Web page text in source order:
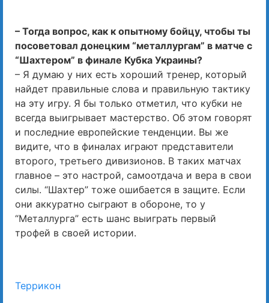
– Тогда вопрос, как к опытному бойцу, чтобы ты
посоветовал донецким “металлургам” в матче с
“Шахтером” в финале Кубка Украины?
– Я думаю у них есть хороший тренер, который
найдет правильные слова и правильную тактику
на эту игру. Я бы только отметил, что кубки не
всегда выигрывает мастерство. Об этом говорят
и последние европейские тенденции. Вы же
видите, что в финалах играют представители
второго, третьего дивизионов. В таких матчах
главное – это настрой, самоотдача и вера в свои
силы. “Шахтер” тоже ошибается в защите. Если
они аккуратно сыграют в обороне, то у
“Металлурга” есть шанс выиграть первый
трофей в своей истории.
Террикон